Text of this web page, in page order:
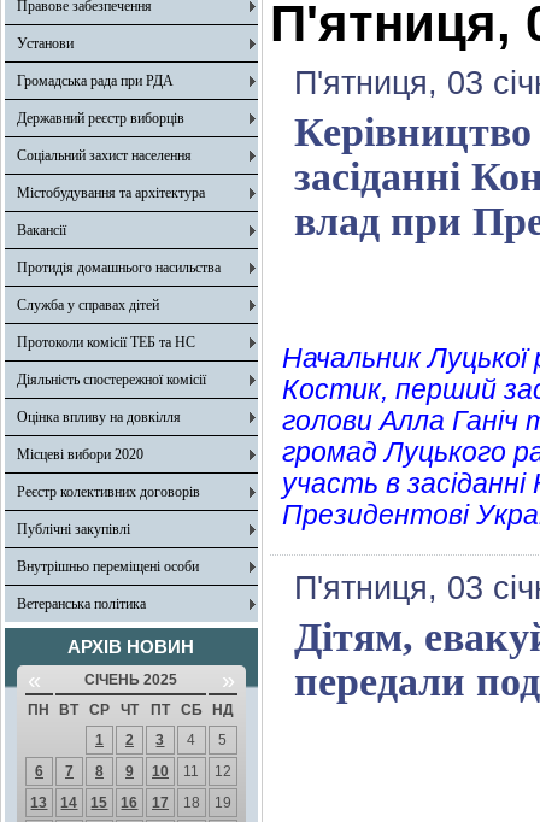
Правове забезпечення
Установи
Громадська рада при РДА
Державний реєстр виборців
Соціальний захист населення
Містобудування та архітектура
Вакансії
Протидія домашнього насильства
Служба у справах дітей
Протоколи комісії ТЕБ та НС
Діяльність спостережної комісії
Оцінка впливу на довкілля
Місцеві вибори 2020
Реєстр колективних договорів
Публічні закупівлі
Внутрішньо переміщені особи
Ветеранська політика
АРХІВ НОВИН
« СІЧЕНЬ 2025 »
ПН ВТ СР ЧТ ПТ СБ
НД
1
2 3 4
5
6
7 8 9 10 11
12
13
14 15 16 17 18
19
П'ятниця,
П'ятниця, 03
засіданні
влад при
Начальник Луцької
Костик, перший
голови Алла Ганіч
громад Луцького
участь в
Президентові
П'ятниця, 03
Дітям,
передали